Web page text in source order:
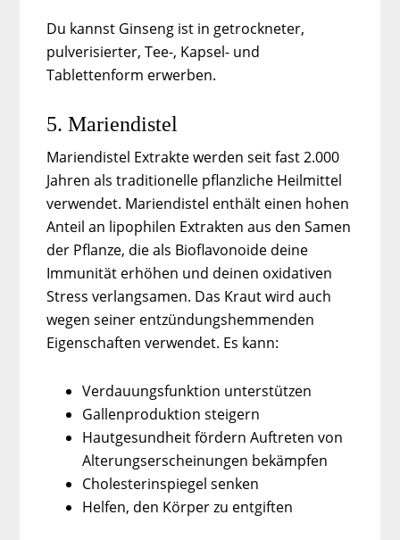
Du kannst Ginseng ist in getrockneter,
pulverisierter, Tee-, Kapsel- und
Tablettenform erwerben.
5. Mariendistel
Mariendistel Extrakte werden seit fast 2.000
Jahren als traditionelle pflanzliche Heilmittel
verwendet. Mariendistel enthält einen hohen
Anteil an lipophilen Extrakten aus den Samen
der Pflanze, die als Bioflavonoide deine
Immunität erhöhen und deinen oxidativen
Stress verlangsamen. Das Kraut wird auch
wegen seiner entzündungshemmenden
Eigenschaften verwendet. Es kann:
Verdauungsfunktion unterstützen
Gallenproduktion steigern
Hautgesundheit fördern Auftreten von
Alterungserscheinungen bekämpfen
Cholesterinspiegel senken
Helfen, den Körper zu entgiften